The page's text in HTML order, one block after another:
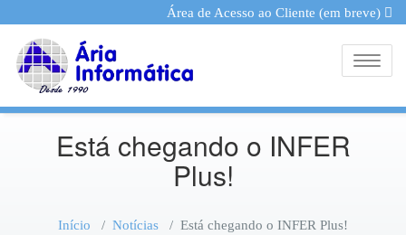
Área de Acesso ao Cliente (em breve)
Está chegando o INFER
Plus!
Início / Notícias / Está chegando o INFER Plus!